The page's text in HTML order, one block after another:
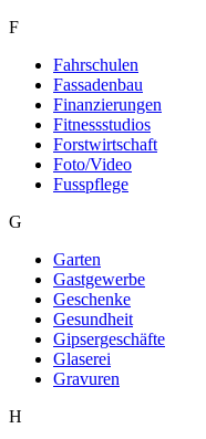
F
Fahrschulen
Fassadenbau
Finanzierungen
Fitnessstudios
Forstwirtschaft
Foto/Video
Fusspflege
G
Garten
Gastgewerbe
Geschenke
Gesundheit
Gipsergeschäfte
Glaserei
Gravuren
H